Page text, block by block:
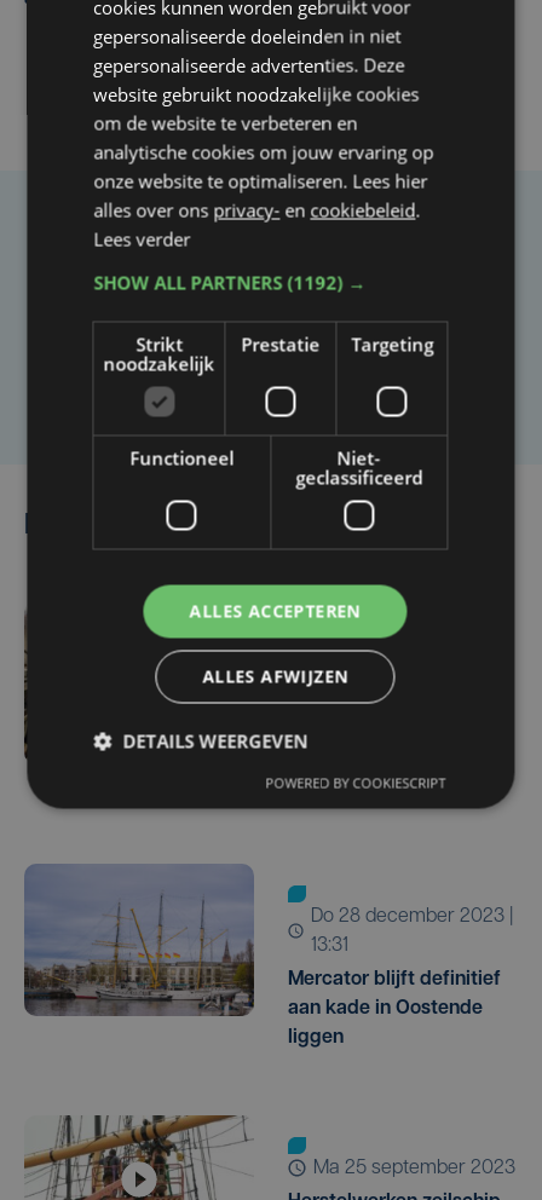
Taalfout opgemerkt?
Heb je een taal- of schrijffout opgemerkt in dit
Laat het ons weten
do 23 oktober | 14:26
Vaart Mercator straks
weer uit met originele
motor
do 28 december 2023 |
13:31
Mercator blijft definitief
aan kade in Oostende
liggen
ma 25 september 2023
cookies kunnen worden gebruikt voor
gepersonaliseerde doeleinden in niet
gepersonaliseerde advertenties. Deze
website gebruikt noodzakelijke cookies
om de website te verbeteren en
analytische cookies om jouw ervaring op
onze website te optimaliseren. Lees hier
alles over ons privacy- en cookiebeleid.
Lees verder
SHOW ALL PARTNERS(1192) →
Strikt
noodzakelijk
Prestatie Targeting
Functioneel
Niet-
geclassificeerd
ALLES ACCEPTEREN
ALLES AFWIJZEN
DETAILS WEERGEVEN
POWERED BY COOKIESCRIPT